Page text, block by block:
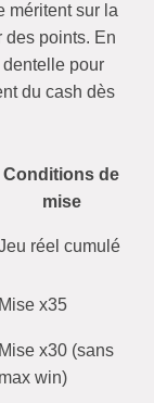
méritent sur la
des points. En
dentelle pour
du cash dès
Conditions de
mise
réel cumulé
Mise x35
Mise x30 (sans
max win)